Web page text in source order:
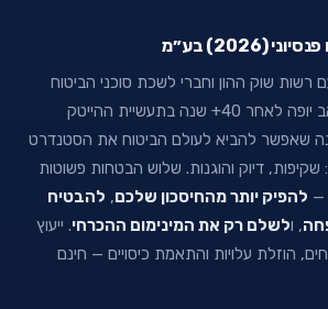
(2026) בע״מ
שוק ההון וחברי לשכת סוכני הביטוח
בישראל. נוסדה ע״י זאב יופה לאחר 40+ שנה בתעשיית ההייטק
שאפשר להביא לעולם הביטוח את הסטנדרט
דיוק והוגנות. שלוש הבטחות פשוטות
להפיק יותר מהחיסכון שלכם, להבטיח
, ולשלם רק את המינימום ההכרחי. ייעוץ
הוזלת עלויות והתאמת כיסויים — חינם